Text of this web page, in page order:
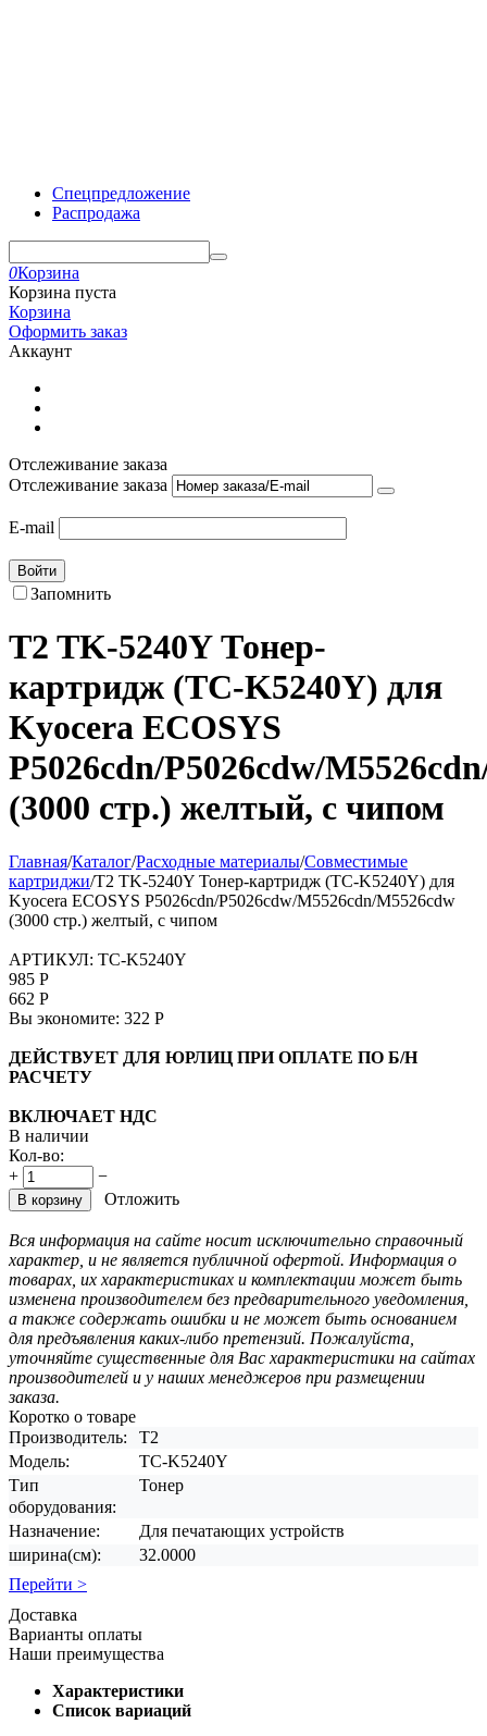
Спецпредложение
Распродажа
0Корзина
Корзина пуста
Корзина
Оформить заказ
Аккаунт
Отслеживание заказа
Отслеживание заказа
E-mail
Войти
Запомнить
T2 TK-5240Y Тонер-
картридж (TC-K5240Y) для
Kyocera ECOSYS
P5026cdn/P5026cdw/
(3000 стр.) желтый, с чипом
Главная/Каталог/Расходные материалы/Совместимые
картриджи/T2 TK-5240Y Тонер-картридж (TC-K5240Y) для
Kyocera ECOSYS P5026cdn/P5026cdw/M5526cdn/M5526cdw
(3000 стр.) желтый, с чипом
АРТИКУЛ: TC-K5240Y
985 Р
662 Р
Вы экономите: 322 Р
ДЕЙСТВУЕТ ДЛЯ ЮРЛИЦ ПРИ ОПЛАТЕ ПО Б/Н
РАСЧЕТУ
ВКЛЮЧАЕТ НДС
В наличии
Кол-во:
+
−
В корзину Отложить
Вся информация на сайте носит исключительно справочный
характер, и не является публичной офертой. Информация о
товарах, их характеристиках и комплектации может быть
изменена производителем без предварительного уведомления,
а также содержать ошибки и не может быть основанием
для предъявления каких-либо претензий. Пожалуйста,
уточняйте существенные для Вас характеристики на сайтах
производителей и у наших менеджеров при размещении
заказа.
Коротко о товаре
Производитель:
T2
Модель:
TC-K5240Y
Тип
оборудования:
Тонер
Назначение:
Для печатающих устройств
ширина(см):
32.0000
Перейти >
Доставка
Варианты оплаты
Наши преимущества
Характеристики
Список вариаций